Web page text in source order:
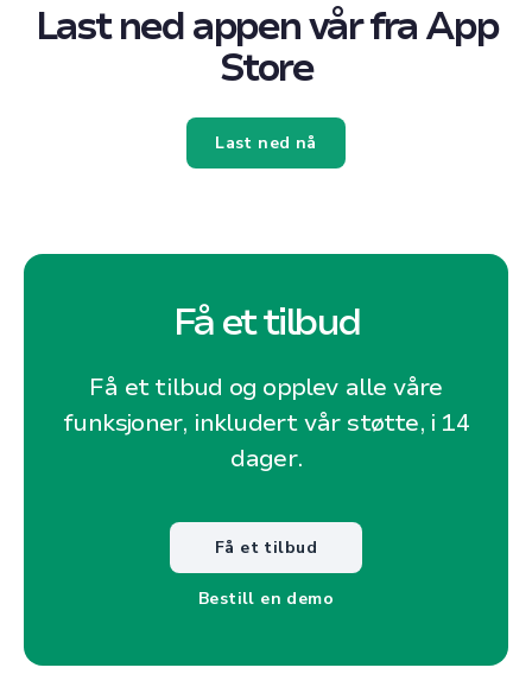
Last ned appen vår fra App
Store
Last ned nå
Få et tilbud
Få et tilbud og opplev alle våre
funksjoner, inkludert vår støtte, i 14
dager.
Få et tilbud
Bestill en demo